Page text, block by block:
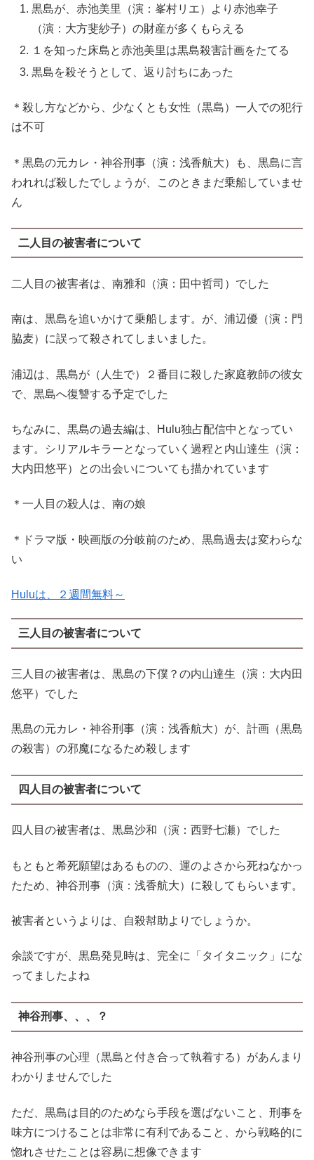
黒島が、赤池美里（演：峯村リエ）より赤池幸子
（演：大方斐紗子）の財産が多くもらえる
１を知った床島と赤池美里は黒島殺害計画をたてる
黒島を殺そうとして、返り討ちにあった
＊殺し方などから、少なくとも女性（黒島）一人での犯行
は不可
＊黒島の元カレ・神谷刑事（演：浅香航大）も、黒島に言
われれば殺したでしょうが、このときまだ乗船していませ
ん
二人目の被害者について
二人目の被害者は、南雅和（演：田中哲司）でした
南は、黒島を追いかけて乗船します。が、浦辺優（演：門
脇麦）に誤って殺されてしまいました。
浦辺は、黒島が（人生で）２番目に殺した家庭教師の彼女
で、黒島へ復讐する予定でした
ちなみに、黒島の過去編は、Hulu独占配信中となってい
ます。シリアルキラーとなっていく過程と内山達生（演：
大内田悠平）との出会いについても描かれています
＊一人目の殺人は、南の娘
＊ドラマ版・映画版の分岐前のため、黒島過去は変わらな
い
Huluは、２週間無料～
三人目の被害者について
三人目の被害者は、黒島の下僕？の内山達生（演：大内田
悠平）でした
黒島の元カレ・神谷刑事（演：浅香航大）が、計画（黒島
の殺害）の邪魔になるため殺します
四人目の被害者について
四人目の被害者は、黒島沙和（演：西野七瀬）でした
もともと希死願望はあるものの、運のよさから死ねなかっ
たため、神谷刑事（演：浅香航大）に殺してもらいます。
被害者というよりは、自殺幇助よりでしょうか。
余談ですが、黒島発見時は、完全に「タイタニック」にな
ってましたよね
神谷刑事、、、？
神谷刑事の心理（黒島と付き合って執着する）があんまり
わかりませんでした
ただ、黒島は目的のためなら手段を選ばないこと、刑事を
味方につけることは非常に有利であること、から戦略的に
惚れさせたことは容易に想像できます